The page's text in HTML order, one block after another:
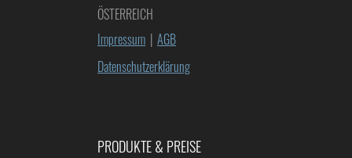
ÖSTERREICH
Impressum | AGB
Datenschutzerklärung
PRODUKTE & PREISE